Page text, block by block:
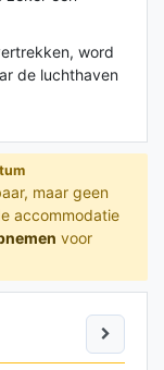
word
de luchthaven
maar geen
accommodatie
voor